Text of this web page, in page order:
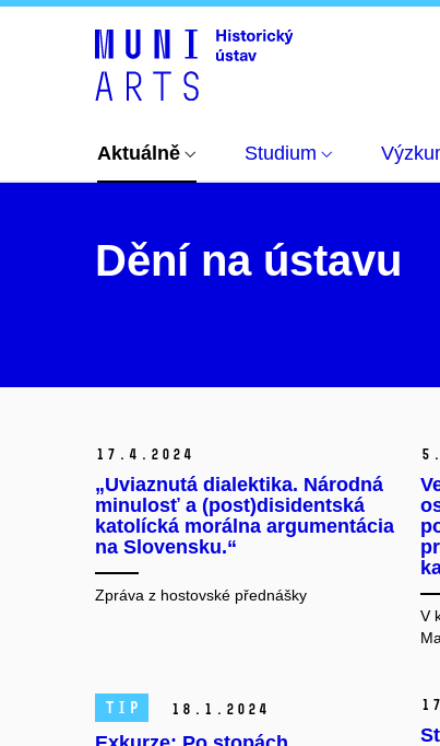
Aktuálně Studium
Dění na ústavu
17. 4. 2024
„Uviaznutá dialektika. Národná
minulosť a (post)disidentská
katolícká morálna argumentácia
na Slovensku.“
Zpráva z hostovské přednášky
5.
V
TIP 18. 1. 2024